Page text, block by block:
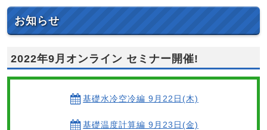
お知らせ
2022年9月オンライン セミナー開催!
基礎水冷空冷編 9月22日(木)
基礎温度計算編 9月23日(金)